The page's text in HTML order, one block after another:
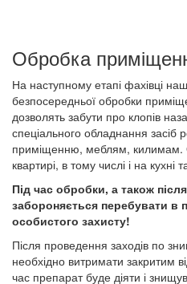
Обробка
На наступному етапі фахівці
безпосередньої обробки
дозволять забути про клопів
спеціального обладнання засіб
приміщенню, меблям, килимам.
квартирі, в тому числі і на кухні
Під час обробки, а також
забороняється перебувати в
особистого захисту!
Після проведення заходів по
необхідно витримати закритим
час препарат буде діяти і